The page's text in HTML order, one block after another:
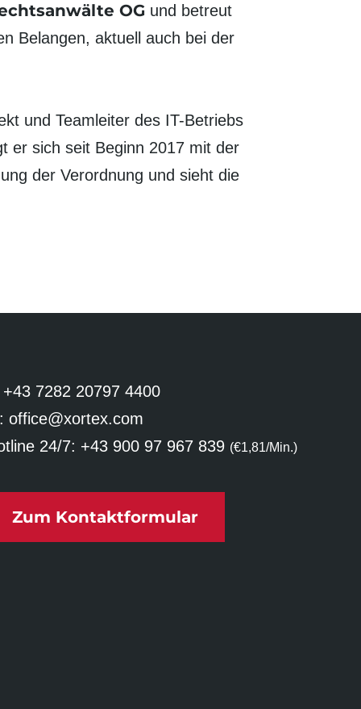
OG und betreut
Belangen, aktuell auch bei der
und Teamleiter des IT-Betriebs
er sich seit Beginn 2017 mit der
der Verordnung und sieht die
+43 7282 20797 4400
office@xortex.com
24/7: +43 900 97 967 839 (€1,81/Min.)
Zum Kontaktformular